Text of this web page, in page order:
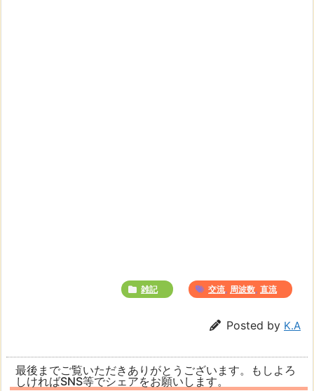
雑記 交流, 周波数 直流
Posted by K.A
最後までご覧いただきありがとうございます。もしよろ
しければSNS等でシェアをお願いします。